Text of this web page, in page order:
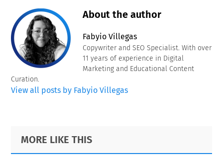
About the author
Fabyio Villegas
Copywriter and SEO Specialist. With over
11 years of experience in Digital
Marketing and Educational Content
Curation.
View all posts by Fabyio Villegas
Primary
Sidebar
Footer
MORE LIKE THIS